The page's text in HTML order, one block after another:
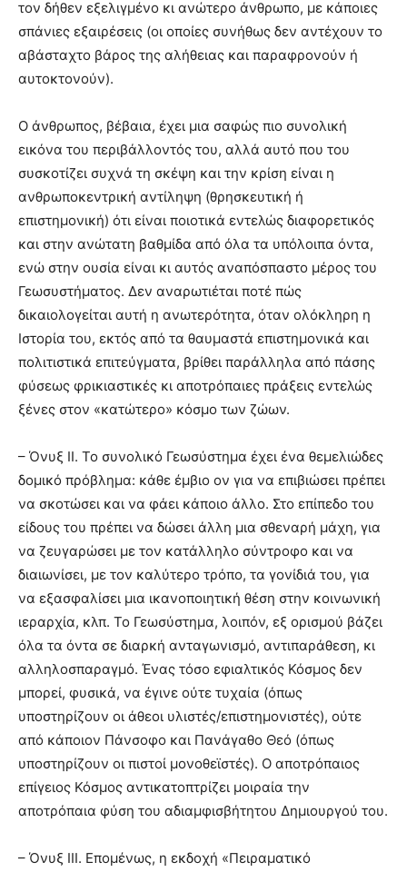
τον δήθεν εξελιγμένο κι ανώτερο άνθρωπο, με κάποιες
σπάνιες εξαιρέσεις (οι οποίες συνήθως δεν αντέχουν το
αβάσταχτο βάρος της αλήθειας και παραφρονούν ή
αυτοκτονούν).
Ο άνθρωπος, βέβαια, έχει μια σαφώς πιο συνολική
εικόνα του περιβάλλοντός του, αλλά αυτό που του
συσκοτίζει συχνά τη σκέψη και την κρίση είναι η
ανθρωποκεντρική αντίληψη (θρησκευτική ή
επιστημονική) ότι είναι ποιοτικά εντελώς διαφορετικός
και στην ανώτατη βαθμίδα από όλα τα υπόλοιπα όντα,
ενώ στην ουσία είναι κι αυτός αναπόσπαστο μέρος του
Γεωσυστήματος. Δεν αναρωτιέται ποτέ πώς
δικαιολογείται αυτή η ανωτερότητα, όταν ολόκληρη η
Ιστορία του, εκτός από τα θαυμαστά επιστημονικά και
πολιτιστικά επιτεύγματα, βρίθει παράλληλα από πάσης
φύσεως φρικιαστικές κι αποτρόπαιες πράξεις εντελώς
ξένες στον «κατώτερο» κόσμο των ζώων.
– Όνυξ II. Το συνολικό Γεωσύστημα έχει ένα θεμελιώδες
δομικό πρόβλημα: κάθε έμβιο ον για να επιβιώσει πρέπει
να σκοτώσει και να φάει κάποιο άλλο. Στο επίπεδο του
είδους του πρέπει να δώσει άλλη μια σθεναρή μάχη, για
να ζευγαρώσει με τον κατάλληλο σύντροφο και να
διαιωνίσει, με τον καλύτερο τρόπο, τα γονίδιά του, για
να εξασφαλίσει μια ικανοποιητική θέση στην κοινωνική
ιεραρχία, κλπ. Το Γεωσύστημα, λοιπόν, εξ ορισμού βάζει
όλα τα όντα σε διαρκή ανταγωνισμό, αντιπαράθεση, κι
αλληλοσπαραγμό. Ένας τόσο εφιαλτικός Κόσμος δεν
μπορεί, φυσικά, να έγινε ούτε τυχαία (όπως
υποστηρίζουν οι άθεοι υλιστές/επιστημονιστές), ούτε
από κάποιον Πάνσοφο και Πανάγαθο Θεό (όπως
υποστηρίζουν οι πιστοί μονοθεϊστές). Ο αποτρόπαιος
επίγειος Κόσμος αντικατοπτρίζει μοιραία την
αποτρόπαια φύση του αδιαμφισβήτητου Δημιουργού του.
– Όνυξ III. Επομένως, η εκδοχή «Πειραματικό